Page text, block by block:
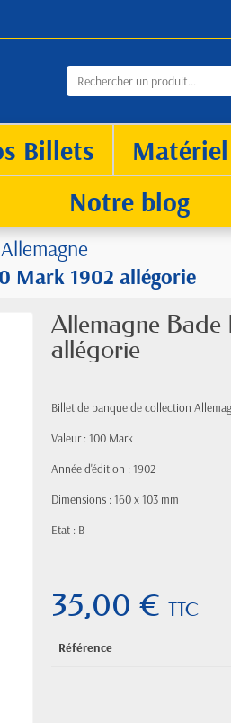
Billets Matériel
Notre blog
Allemagne
Mark 1902 allégorie
Allemagne Bade
allégorie
Billet de banque de collection
Valeur : 100 Mark
Année d'édition : 1902
Dimensions : 160 x 103 mm
Etat : B
35,00 €TTC
Référence